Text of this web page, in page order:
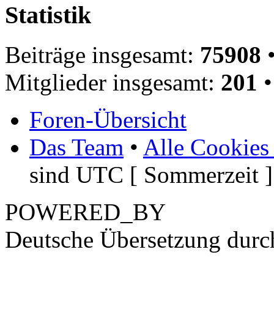
Statistik
Beiträge insgesamt: 75908
Mitglieder insgesamt: 201
Foren-Übersicht
Das Team • Alle Cookies
sind UTC [ Sommerzeit ]
POWERED_BY
Deutsche Übersetzung